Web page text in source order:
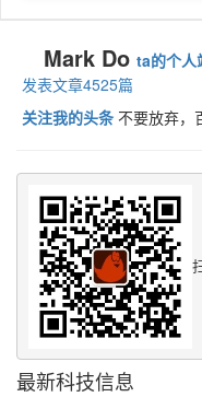
Mark Do ta的个人
发表文章4525篇
关注我的头条 不要放弃，
最新科技信息